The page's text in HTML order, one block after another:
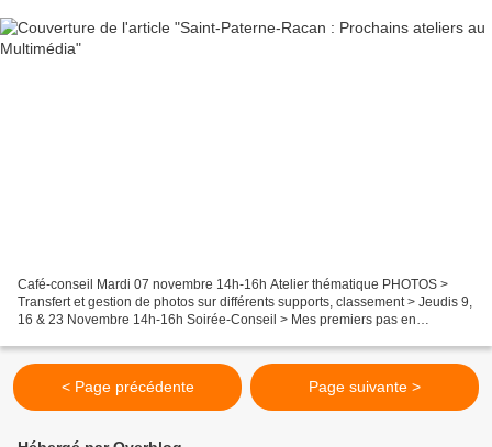
Café-conseil
Mardi 07 novembre 14h-16h Atelier thématique PHOTOS >
Transfert et gestion de photos sur différents supports, classement > Jeudis 9,
16 & 23 Novembre 14h-16h Soirée-Conseil > Mes premiers pas en
< Page précédente Page suivante >